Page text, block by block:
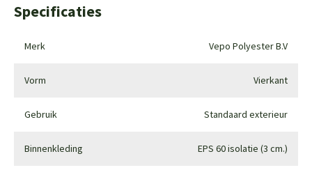
Specificaties
Merk Vepo Polyester B.V
Vorm Vierkant
Gebruik Standaard exterieur
Binnenkleding EPS 60 isolatie (3 cm.)